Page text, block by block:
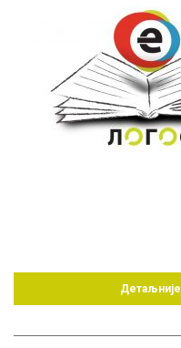
Детаљније